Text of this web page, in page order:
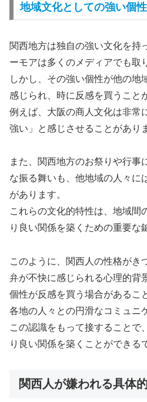
地域文化としての強い個
関西地方は独自の強い文化を持
ーモアは多くのメディアでも取
しかし、その強い個性が他の地
感じられ、時に反感を買うこと
例えば、大阪の商人文化は非常
強い」と感じさせることがあり
また、関西地方のお祭りや行事
な振る舞いも、他地域の人々に
があります。
これらの文化的特性は、地域間
り良い関係を築くための重要な
このように、関西人の性格がき
弁が不快に感じられる心理的背
個性が反感を買う場合があるこ
各地の人々との円滑なコミュニ
この認識をもって接することで
り良い関係を築くことができる
関西人が嫌われる具体